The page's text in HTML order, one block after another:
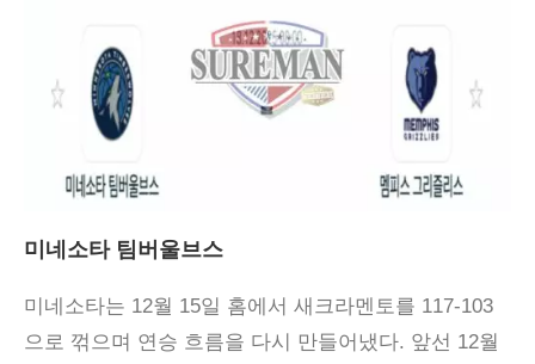
미네소타 팀버울브스
미네소타는 12월 15일 홈에서 새크라멘토를 117-103
으로 꺾으며 연승 흐름을 다시 만들어냈다. 앞선 12월